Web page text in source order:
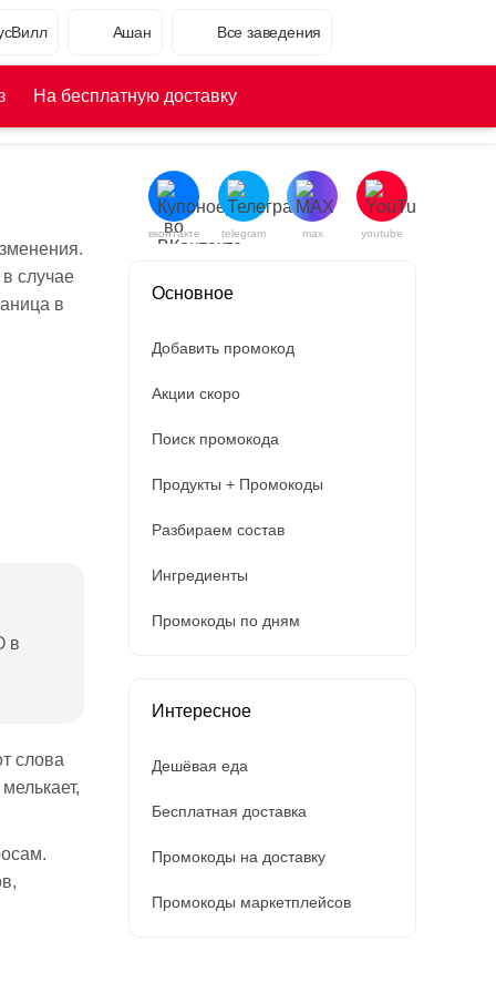
Ашан Все заведения
На бесплатную доставку
случае
в
в
слова
вконтакте telegram max youtube
Основное
Добавить промокод
Акции скоро
Поиск промокода
Продукты + Промокоды
Разбираем состав
Ингредиенты
Промокоды по дням
Интересное
Дешёвая еда
Бесплатная доставка
Промокоды на доставку
Промокоды маркетплейсов